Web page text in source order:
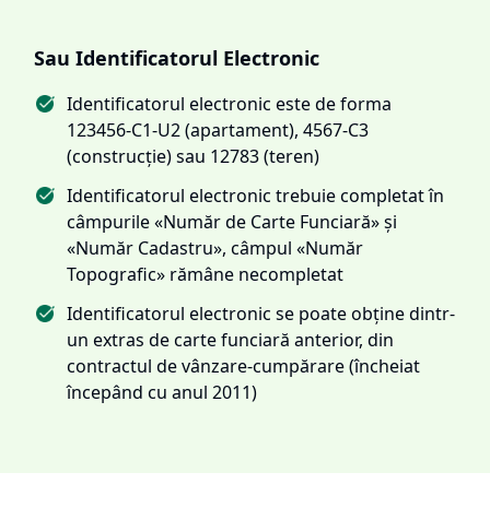
Sau Identificatorul Electronic
Identificatorul electronic este de forma
123456-C1-U2 (apartament), 4567-C3
(construcție) sau 12783 (teren)
Identificatorul electronic trebuie completat în
câmpurile «Număr de Carte Funciară» și
«Număr Cadastru», câmpul «Număr
Topografic» rămâne necompletat
Identificatorul electronic se poate obține dintr-
un extras de carte funciară anterior, din
contractul de vânzare-cumpărare (încheiat
începând cu anul 2011)